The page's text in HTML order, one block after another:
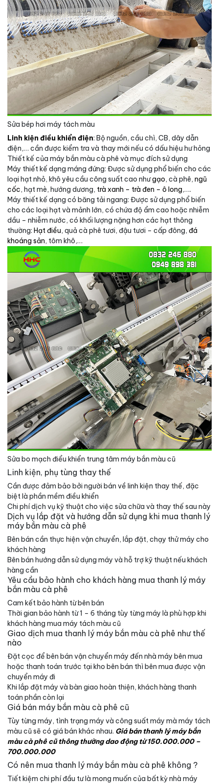
Sửa bép hơi máy tách màu
Linh kiện điều khiển điện: Bộ nguồn, cầu chì, CB, dây dẫn
điện,… cần được kiểm tra và thay mới nếu có dấu hiệu hư hỏng
Thiết kế của máy bắn màu cà phê và mục đích sử dụng
Máy thiết kế dạng máng đứng: Được sử dụng phổ biến cho các
loại hạt nhỏ, khô yêu cầu công suất cao nhưgạo, cà phê, ngũ
cốc, hạt mè, hướng dương, trà xanh – trà đen – ô long,….
Máy thiết kế dạng có băng tải ngang: Được sử dụng phổ biến
cho các loại hạt và mảnh lớn, có chứa độ ẩm cao hoặc nhiễm
dầu – nhiễm nước, có khối lượng nặng hơn các hạt thông
thường: Hạt điều, quả cà phê tươi, đậu tươi – cấp đông, đá
khoáng sản, tôm khô,…
Sửa bo mạch điểu khiển trung tâm máy bắn màu cũ
Linh kiện, phụ tùng thay thế
Cần được đảm bảo bởi người bán về linh kiện thay thế, đặc
biệt là phần mềm điều khiển
Chi phí dịch vụ kỹ thuật cho việc sửa chữa và thay thế sau này
Dịch vụ lắp đặt và hướng dẫn sử dụng khi mua thanh lý
máy bắn màu cà phê
Bên bán cần thực hiện vận chuyển, lắp đặt, chạy thử máy cho
khách hàng
Bên bán hướng dẫn sử dụng máy và hỗ trợ kỹ thuật nếu khách
hàng cần
Yêu cầu bảo hành cho khách hàng mua thanh lý máy
bắn màu cà phê
Cam kết bảo hành từ bên bán
Thời gian bảo hành từ 1 – 6 tháng tùy từng máy là phù hợp khi
khách hàng mua máy tách màu cũ
Giao dịch mua thanh lý máy bắn màu cà phê như thế
nào
Đặt cọc để bên bán vận chuyển máy đến nhà máy bên mua
hoặc thanh toán trước tại kho bên bán thì bên mua được vận
chuyển máy đi
Khi lắp đặt máy và bàn giao hoàn thiện, khách hàng thanh
toán phần còn lại
Giá bán máy bắn màu cà phê cũ
Tùy từng máy, tình trạng máy và công suất máy mà máy tách
màu cũ sẽ có giá bán khác nhau. Giá bán thanh lý máy bắn
màu cà phê cũ thông thường dao động từ 150.000.000 –
700.000.000
Có nên mua thanh lý máy bắn màu cà phê không ?
Tiết kiệm chi phí đầu tư là mong muốn của bất kỳ nhà máy